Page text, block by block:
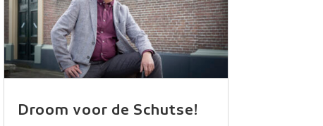
Droom voor de Schutse!